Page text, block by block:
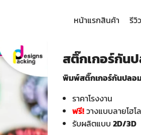
หน้าแรกสินค้า รีวิ
สติ๊กเกอร์กัน
พิมพ์สติ๊กเกอร์กันปลอ
ราคาโรงงาน
ฟรี!วางแบบลายโฮโ
รับผลิตแบบ2D/3D